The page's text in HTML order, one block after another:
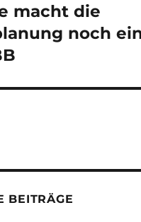
macht die
noch
BEITRÄGE